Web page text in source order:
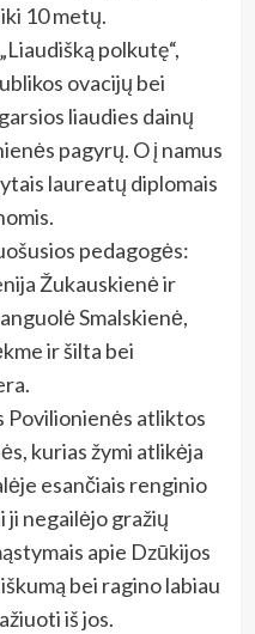
10 metų.
polkutę“,
ovacijų bei
liaudies dainų
pagyrų. O į namus
laureatų diplomais
pedagogės:
Žukauskienė ir
Smalskienė,
ir šilta bei
Povilionienės atliktos
kurias žymi atlikėja
esančiais renginio
ji negailėjo gražių
apie Dzūkijos
bei ragino labiau
iš jos.